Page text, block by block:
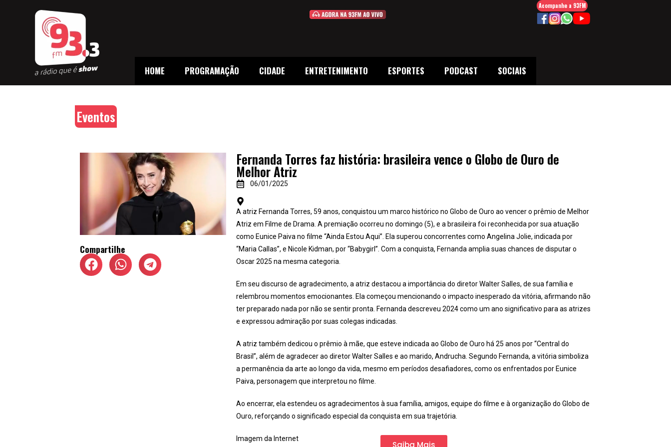
HOME PROGRAMAÇÃO CIDADE ENTRETENIMENTO ESPORTES PODCAST SOCIAIS
Acompanhe a 93FM
Eventos
Compartilhe
Fernanda Torres faz história: brasileira vence o Globo de Ouro de
Melhor Atriz
06/01/2025
A atriz Fernanda Torres, 59 anos, conquistou um marco histórico no Globo de Ouro ao vencer o prêmio de Melhor
Atriz em Filme de Drama. A premiação ocorreu no domingo (5), e a brasileira foi reconhecida por sua atuação
como Eunice Paiva no filme “Ainda Estou Aqui”. Ela superou concorrentes como Angelina Jolie, indicada por
“Maria Callas”, e Nicole Kidman, por “Babygirl”. Com a conquista, Fernanda amplia suas chances de disputar o
Oscar 2025 na mesma categoria.
Em seu discurso de agradecimento, a atriz destacou a importância do diretor Walter Salles, de sua família e
relembrou momentos emocionantes. Ela começou mencionando o impacto inesperado da vitória, afirmando não
ter preparado nada por não se sentir pronta. Fernanda descreveu 2024 como um ano significativo para as atrizes
e expressou admiração por suas colegas indicadas.
A atriz também dedicou o prêmio à mãe, que esteve indicada ao Globo de Ouro há 25 anos por “Central do
Brasil”, além de agradecer ao diretor Walter Salles e ao marido, Andrucha. Segundo Fernanda, a vitória simboliza
a permanência da arte ao longo da vida, mesmo em períodos desafiadores, como os enfrentados por Eunice
Paiva, personagem que interpretou no filme.
Ao encerrar, ela estendeu os agradecimentos à sua família, amigos, equipe do filme e à organização do Globo de
Ouro, reforçando o significado especial da conquista em sua trajetória.
Imagem da Internet
Saiba Mais